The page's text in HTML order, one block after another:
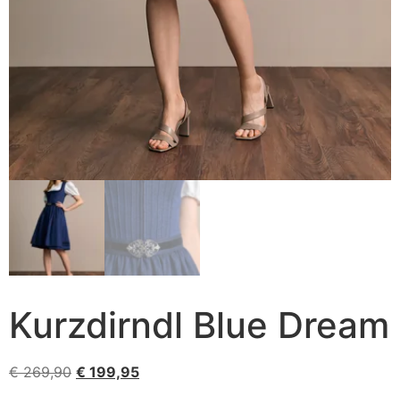
Kurzdirndl Blue Dream
€269,90 € 199,95